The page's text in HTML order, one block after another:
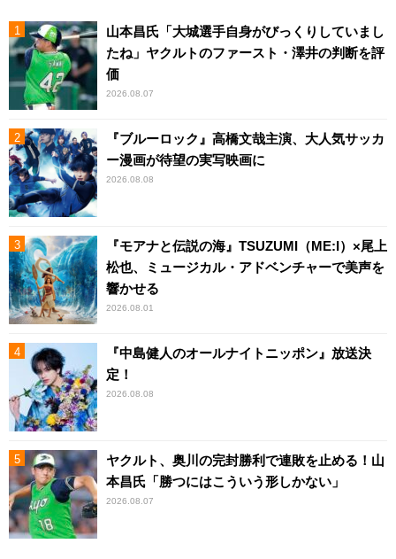
山本昌氏「大城選手自身がびっくりしていまし
たね」ヤクルトのファースト・澤井の判断を評
価
2026.08.07
『ブルーロック』高橋文哉主演、大人気サッカ
ー漫画が待望の実写映画に
2026.08.08
『モアナと伝説の海』TSUZUMI（ME:I）×尾上
松也、ミュージカル・アドベンチャーで美声を
響かせる
2026.08.01
『中島健人のオールナイトニッポン』放送決
定！
2026.08.08
ヤクルト、奥川の完封勝利で連敗を止める！山
本昌氏「勝つにはこういう形しかない」
2026.08.07